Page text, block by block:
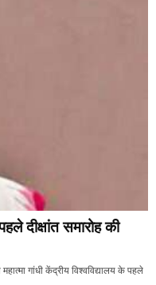
दीक्षांत समारोह की
गांधी केंद्रीय विश्वविद्यालय के पहले